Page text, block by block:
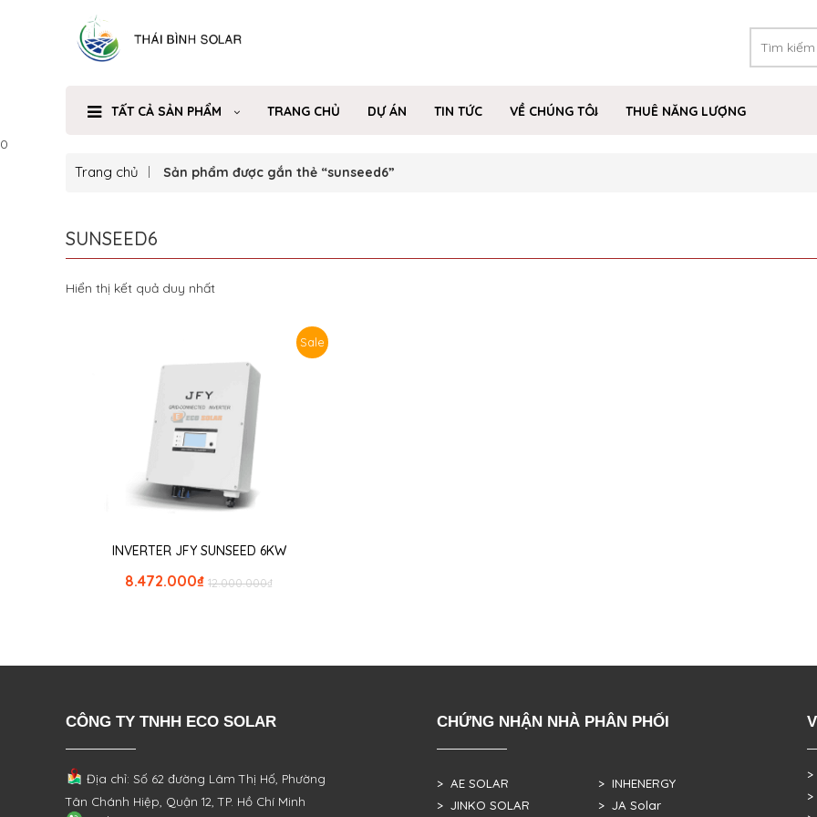
TẤT CẢ SẢN PHẨM TRANG CHỦ DỰ ÁN TIN TỨC VỀ CHÚNG TÔI
THUÊ NĂNG LƯỢNG
0
Trang chủ Sản phẩm được gắn thẻ “sunseed6”
SUNSEED6
Hiển thị kết quả duy nhất
Sale
INVERTER JFY SUNSEED 6KW
₫
12.000.000
₫
8.472.000
CÔNG TY TNHH ECO SOLAR
Địa chỉ: Số 62 đường Lâm Thị Hố, Phường
Tân Chánh Hiệp, Quận 12, TP. Hồ Chí Minh
CHỨNG NHẬN NHÀ PHÂN PHỐI
> AE SOLAR
> JINKO SOLAR
> INHENERGY
> JA Solar
>